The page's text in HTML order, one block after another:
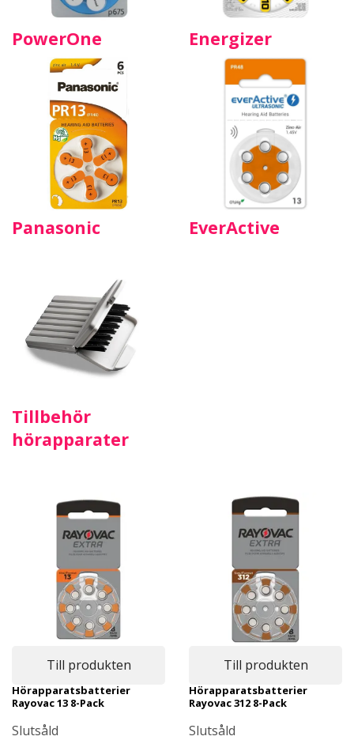
PowerOne Energizer
Panasonic EverActive
Tillbehör
hörapparater
Till produkten
Hörapparatsbatterier
Rayovac 13 8-Pack
Slutsåld
Till produkten
Hörapparatsbatterier
Rayovac 312 8-Pack
Slutsåld